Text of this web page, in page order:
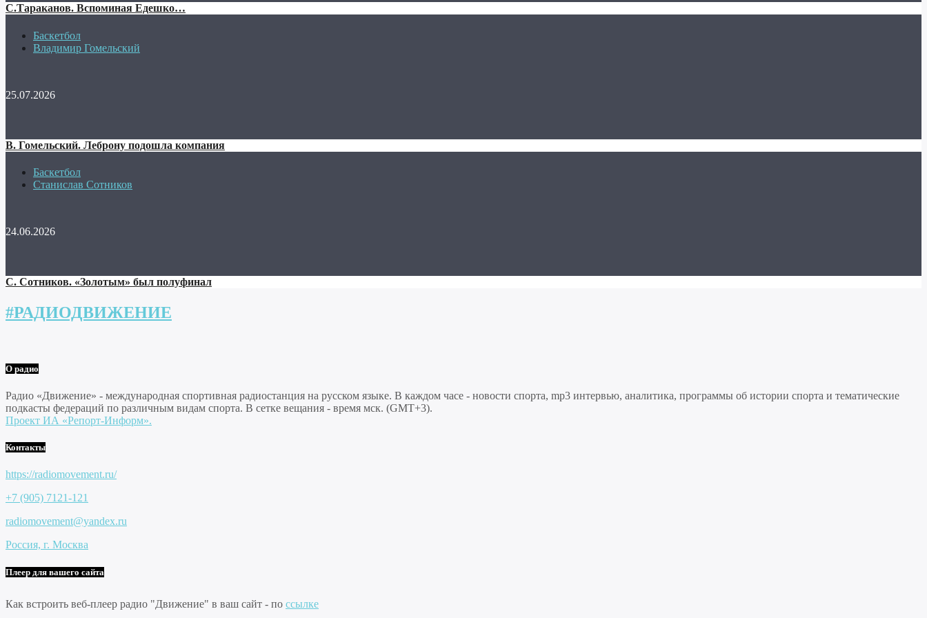
С.Тараканов. Вспоминая Едешко…
Баскетбол
Владимир Гомельский
25.07.2026
В. Гомельский. Леброну подошла компания
Баскетбол
Станислав Сотников
24.06.2026
С. Сотников. «Золотым» был полуфинал
#РАДИОДВИЖЕНИЕ
О радио
Радио «Движение» - международная спортивная радиостанция на русском языке. В каждом часе - новости спорта, mp3 интервью, аналитика, программы об истории спорта и тематические
подкасты федераций по различным видам спорта. В сетке вещания - время мск. (GMT+3).
Проект ИА «Репорт-Информ».
Контакты
https://radiomovement.ru/
+7 (905) 7121-121
radiomovement@yandex.ru
Россия, г. Москва
Плеер для вашего сайта
Как встроить веб-плеер радио "Движение" в ваш сайт - по ссылке